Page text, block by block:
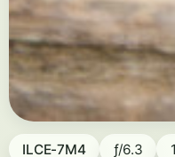
ILCE-7M4 ƒ/6.3
600mm